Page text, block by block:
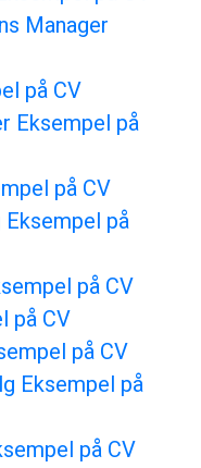
Manager
på CV
Eksempel på
på CV
på
på CV
på CV
på CV
Eksempel på
på CV